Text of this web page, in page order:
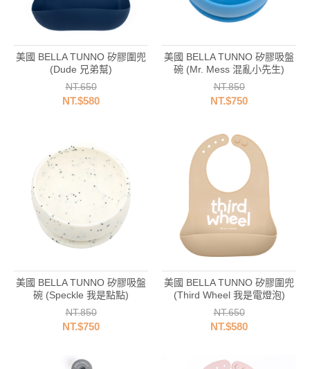
美國 BELLA TUNNO 矽膠圍兜
(Dude 兄弟幫)
NT.650
NT.$580
美國 BELLA TUNNO 矽膠吸盤
碗 (Mr. Mess 混亂小先生)
NT.850
NT.$750
美國 BELLA TUNNO 矽膠吸盤
碗 (Speckle 我是點點)
NT.850
NT.$750
美國 BELLA TUNNO 矽膠圍兜
(Third Wheel 我是電燈泡)
NT.650
NT.$580